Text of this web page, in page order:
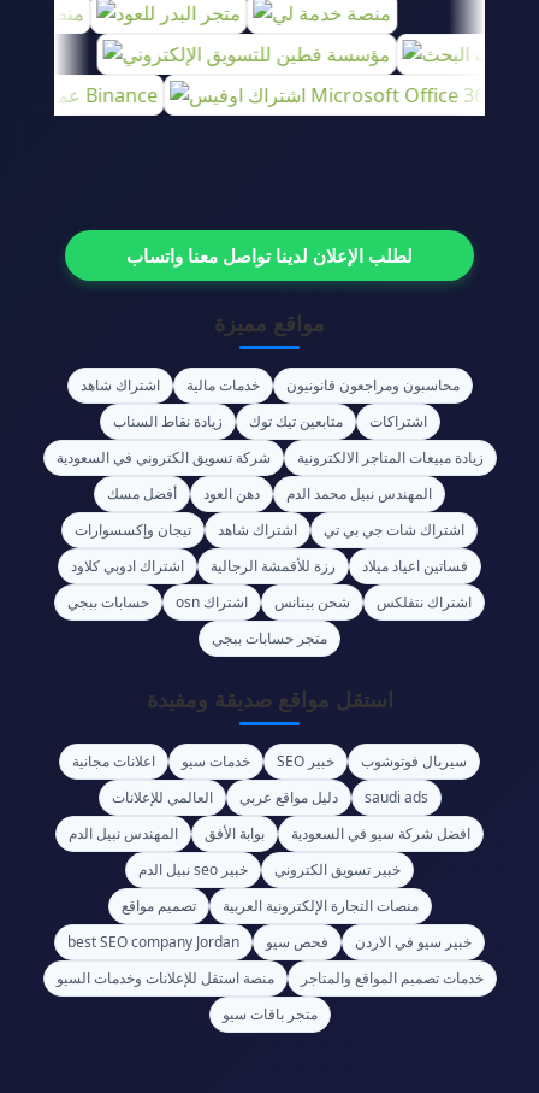
لطلب الإعلان لدينا تواصل معنا واتساب
مواقع مميزة
محاسبون ومراجعون قانونيون خدمات مالية
اشتراك شاهد
اشتراكات
متابعين تيك توك
زيادة نقاط السناب
زيادة مبيعات المتاجر الالكترونية
شركة تسويق الكتروني في السعودية
المهندس نبيل محمد الدم
دهن العود
أفضل مسك
اشتراك شات جي بي تي
اشتراك شاهد
تيجان وإكسسوارات
فساتين اعياد ميلاد
رزة للأقمشة الرجالية
اشتراك ادوبي كلاود
اشتراك نتفلكس
شحن بينانس اشتراك osn
حسابات ببجي
متجر حسابات ببجي
استقل مواقع صديقة ومفيدة
سيريال فوتوشوب خبير SEO خدمات سيو
اعلانات مجانية
saudi ads
دليل مواقع عربي
العالمي للإعلانات
افضل شركة سيو في السعودية
بوابة الأفق
المهندس نبيل الدم
خبير تسويق الكتروني
خبير seo نبيل الدم
منصات التجارة الإلكترونية العربية
تصميم مواقع
خبير سيو في الاردن
فحص سيو
best SEO company Jordan
خدمات تصميم المواقع والمتاجر
منصة استقل للإعلانات وخدمات السيو
متجر باقات سيو